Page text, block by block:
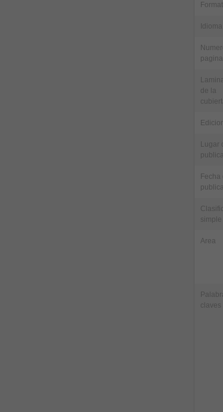
Idioma
de la
Lugar
Fecha
simple
Area
claves